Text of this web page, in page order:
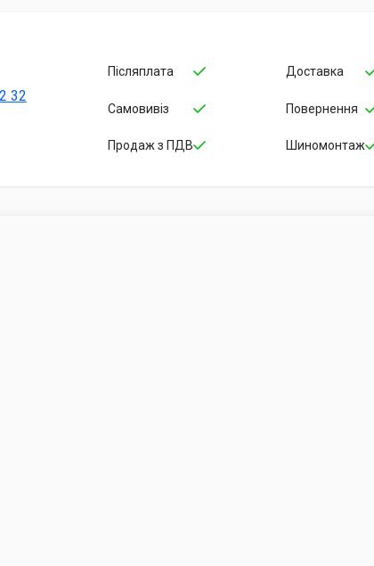
32
Післяплата
Самовивіз
Продаж з ПДВ
Доставка
Повернення
Шиномонтаж